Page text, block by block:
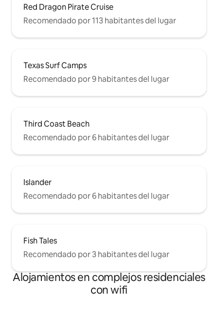
Red Dragon Pirate Cruise
Recomendado por 113 habitantes del lugar
Texas Surf Camps
Recomendado por 9 habitantes del lugar
Third Coast Beach
Recomendado por 6 habitantes del lugar
Islander
Recomendado por 6 habitantes del lugar
Fish Tales
Recomendado por 3 habitantes del lugar
Alojamientos en complejos residenciales
con wifi